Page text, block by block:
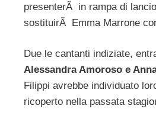
presenterÃ in rampa di
sostituirÃ Emma Marrone
Due le cantanti indiziate,
Alessandra Amoroso e
Filippi avrebbe individuato
ricoperto nella passata